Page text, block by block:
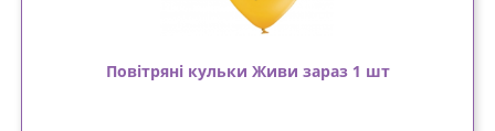
Повітряні кульки Живи зараз 1 шт